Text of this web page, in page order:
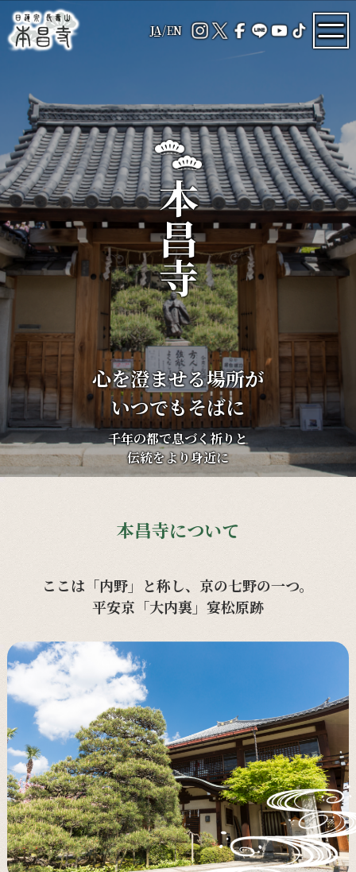
JA/EN
心を澄ませる場所が
いつでもそばに
千年の都で息づく祈りと
伝統をより身近に
本昌寺
本昌寺について
ここは「内野」と称し、京の七野の一つ。
平安京「大内裏」宴松原跡